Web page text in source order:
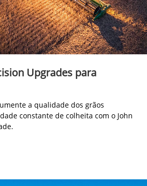
Upgrades para
a qualidade dos grãos
constante de colheita com o John